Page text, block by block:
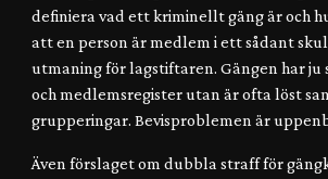
definiera vad ett kriminellt gäng är och
att en person är medlem i ett sådant
utmaning för lagstiftaren. Gängen har ju
och medlemsregister utan är ofta löst
grupperingar. Bevisproblemen är
Även förslaget om dubbla straff för